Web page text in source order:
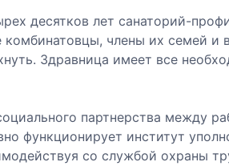
десятков лет санаторий-
комбинатовцы, члены их семей и
Здравница имеет все
партнерства между
функционирует институт
со службой охраны